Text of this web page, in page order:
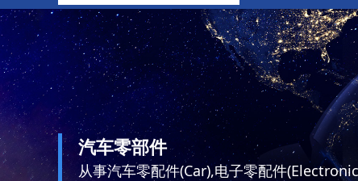
汽车零部件
从事汽车零配件(Car),电子零配件